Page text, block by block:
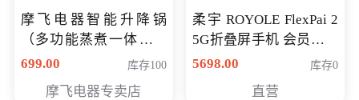
摩飞电器智能升降锅
（多功能蒸煮一体锅）
（智能升降养生锅） 会
699.00 库存100
摩飞电器专卖店
柔宇 ROYOLE FlexPai 2
5G折叠屏手机 会员专享
购买价格 4998元
5698.00 库存0
直营